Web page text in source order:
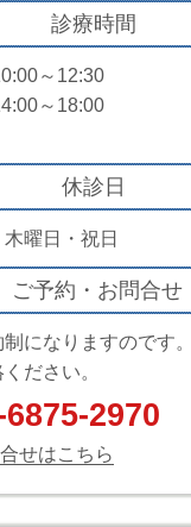
診療時間
～12:30
～18:00
休診日
曜日・祝日
ご予約・お問合せ
制になりますのです
ださい。
6875-2970
せはこちら